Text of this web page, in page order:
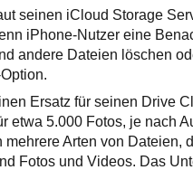
seinen iCloud Storage
iPhone-Nutzer eine
andere Dateien löschen
Ersatz für seinen Drive
etwa 5.000 Fotos, je nach
Arten von Dateien,
Fotos und Videos. Das